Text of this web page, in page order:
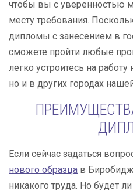
чтобы вы с уверенностью
месту требования.
дипломы с занесением в
сможете пройти любые
легко устроитесь на
но и в других городах
Если сейчас задаться
нового образца в
никакого труда. Но будет